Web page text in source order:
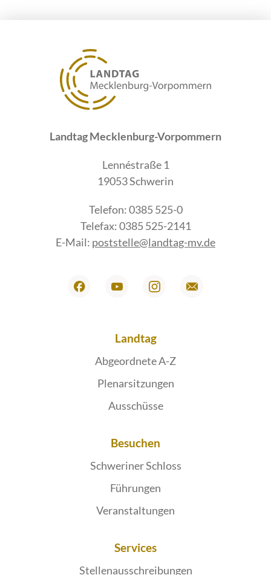
Landtag Mecklenburg-Vorpommern
Lennéstraße 1
19053 Schwerin
Telefon: 0385 525-0
Telefax: 0385 525-2141
E-Mail: poststelle@landtag-mv.de
Landtag
Abgeordnete A-Z
Plenarsitzungen
Ausschüsse
Besuchen
Schweriner Schloss
Führungen
Veranstaltungen
Services
Stellenausschreibungen